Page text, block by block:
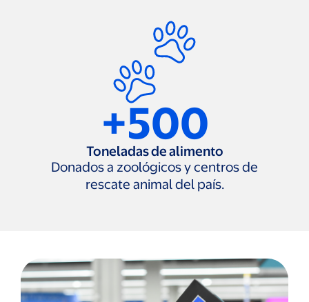
+500
Toneladas de alimento
Donados a zoológicos y centros de
rescate animal del país.